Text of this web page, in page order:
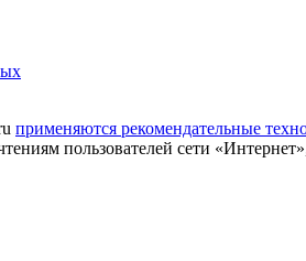
применяются рекомендательные
пользователей сети